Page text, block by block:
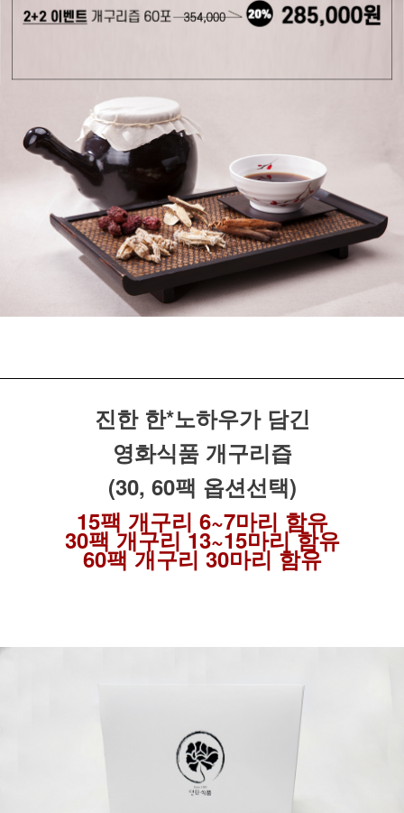
진한 한*노하우가 담긴
영화식품 개구리즙
(30, 60팩 옵션선택)
15팩 개구리 6~7마리 함유
30팩 개구리 13~15마리 함유
60팩 개구리 30마리 함유